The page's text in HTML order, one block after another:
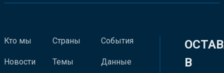
Кто мы
Новости
Страны
Темы
События
Данные
В